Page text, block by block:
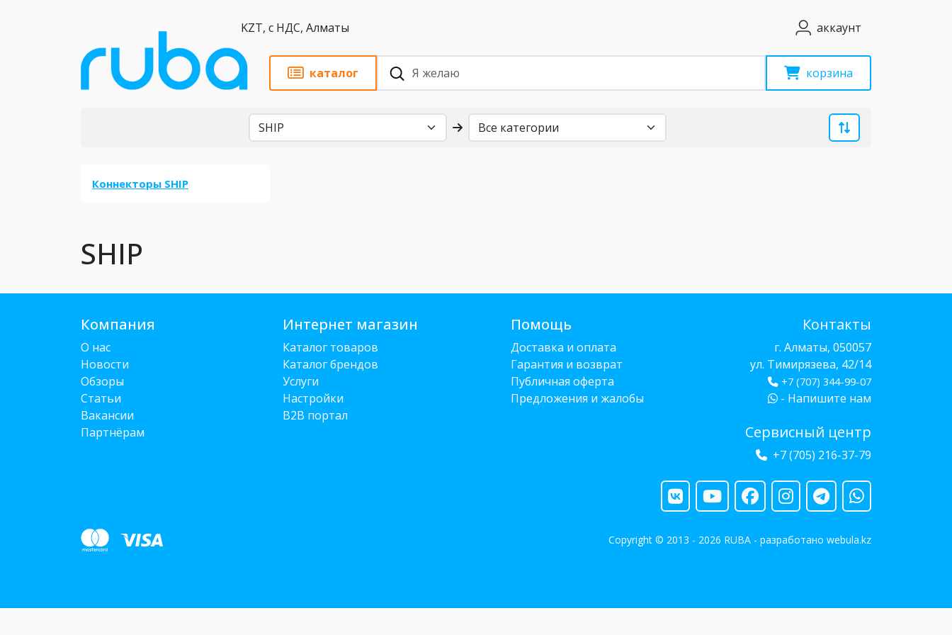
KZT, с НДС, Алматы аккаунт
каталог корзина
Коннекторы SHIP
SHIP
Компания
О нас
Новости
Обзоры
Статьи
Вакансии
Партнёрам
Интернет магазин
Каталог товаров
Каталог брендов
Услуги
Настройки
B2B портал
Помощь
Доставка и оплата
Гарантия и возврат
Публичная оферта
Предложения и жалобы
Контакты
г. Алматы, 050057
ул. Тимирязева, 42/14
+7 (707) 344-99-07
- Напишите нам
Сервисный центр
+7 (705) 216-37-79
Copyright © 2013 - 2026 RUBA - разработано webula.kz